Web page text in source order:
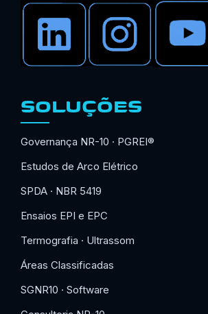
SOLUÇÕES
Governança NR-10 · PGREI®
Estudos de Arco Elétrico
SPDA · NBR 5419
Ensaios EPI e EPC
Termografia · Ultrassom
Áreas Classificadas
SGNR10 · Software